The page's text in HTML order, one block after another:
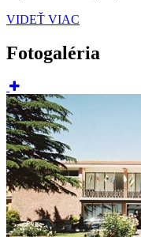
VIDEŤ VIAC
Fotogaléria